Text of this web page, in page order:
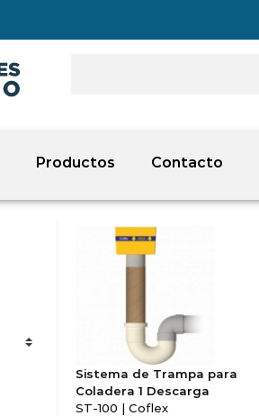
Productos Contacto
Sistema de Trampa para
Coladera 1 Descarga
ST-100 | Coflex